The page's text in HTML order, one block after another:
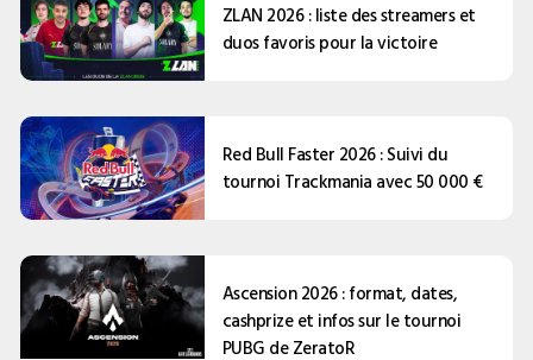
ZLAN 2026 : liste des streamers et
duos favoris pour la victoire
Red Bull Faster 2026 : Suivi du
tournoi Trackmania avec 50 000 €
Ascension 2026 : format, dates,
cashprize et infos sur le tournoi
PUBG de ZeratoR